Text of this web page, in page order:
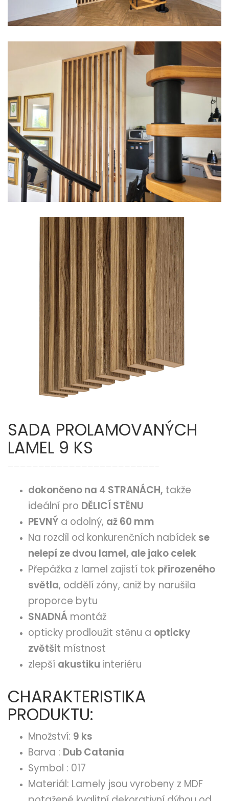
SADA PROLAMOVANÝCH
LAMEL 9 KS
————————————————————————–
dokončeno na 4 STRANÁCH, takže
ideální pro DĚLICÍ STĚNU
PEVNÝ a odolný, až 60 mm
Na rozdíl od konkurenčních nabídek se
nelepí ze dvou lamel, ale jako celek
Přepážka z lamel zajistí tok přirozeného
světla, oddělí zóny, aniž by narušila
proporce bytu
SNADNÁ montáž
opticky prodloužit stěnu a opticky
zvětšit místnost
zlepší akustiku interiéru
CHARAKTERISTIKA
PRODUKTU:
Množství: 9 ks
Barva : Dub Catania
Symbol : 017
Materiál: Lamely jsou vyrobeny z MDF